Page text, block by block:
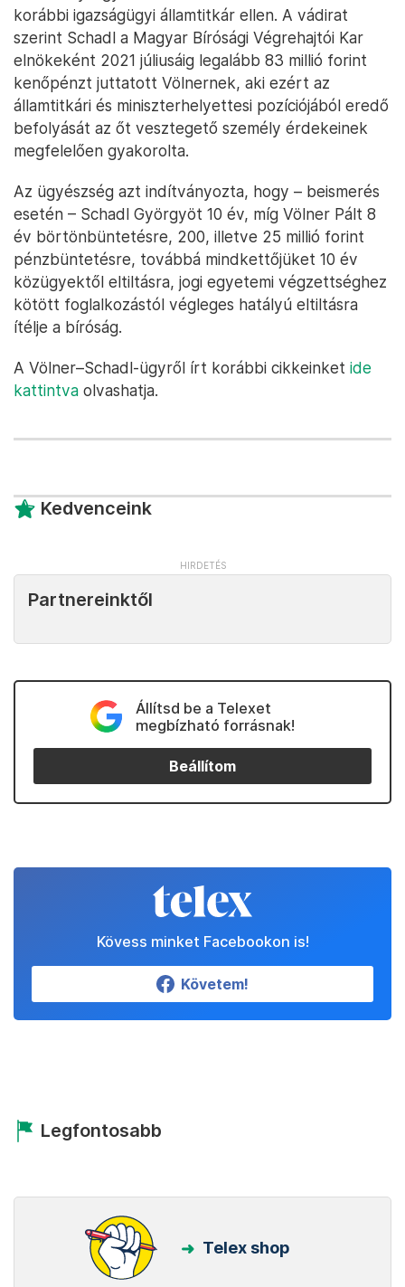
korábbi igazságügyi államtitkár ellen. A vádirat
szerint Schadl a Magyar Bírósági Végrehajtói Kar
elnökeként 2021 júliusáig legalább 83 millió forint
kenőpénzt juttatott Völnernek, aki ezért az
államtitkári és miniszterhelyettesi pozíciójából eredő
befolyását az őt vesztegető személy érdekeinek
megfelelően gyakorolta.
Az ügyészség azt indítványozta, hogy – beismerés
esetén – Schadl Györgyöt 10 év, míg Völner Pált 8
év börtönbüntetésre, 200, illetve 25 millió forint
pénzbüntetésre, továbbá mindkettőjüket 10 év
közügyektől eltiltásra, jogi egyetemi végzettséghez
kötött foglalkozástól végleges hatályú eltiltásra
ítélje a bíróság.
A Völner–Schadl-ügyről írt korábbi cikkeinket ide
kattintva olvashatja.
Kedvenceink
Partnereinktől
Állítsd be a Telexet
megbízható forrásnak!
Beállítom
Kövess minket Facebookon is!
Követem!
Legfontosabb
Telex shop